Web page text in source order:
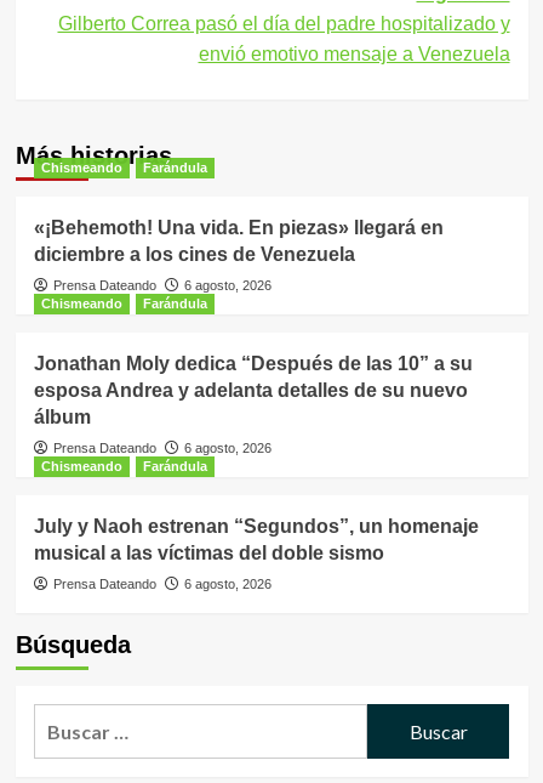
Gilberto Correa pasó el día del padre hospitalizado y
envió emotivo mensaje a Venezuela
Más historias
Chismeando Farándula
«¡Behemoth! Una vida. En piezas» llegará en
diciembre a los cines de Venezuela
Prensa Dateando
6 agosto, 2026
Chismeando
Farándula
Jonathan Moly dedica “Después de las 10” a su
esposa Andrea y adelanta detalles de su nuevo
álbum
Prensa Dateando
6 agosto, 2026
Chismeando
Farándula
July y Naoh estrenan “Segundos”, un homenaje
musical a las víctimas del doble sismo
Prensa Dateando 6 agosto, 2026
Búsqueda